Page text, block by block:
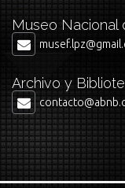
Museo Nacional
Archivo y